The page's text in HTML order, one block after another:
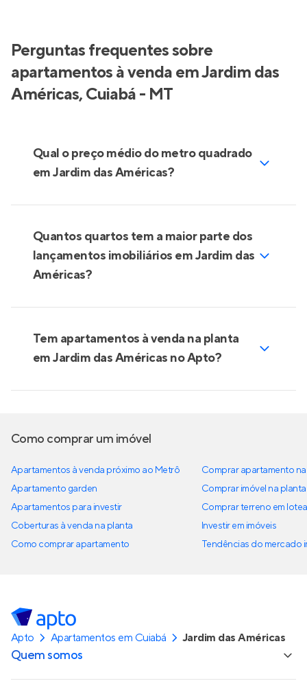
Perguntas frequentes sobre
apartamentos à venda em Jardim das
Américas, Cuiabá - MT
Qual o preço médio do metro quadrado
em Jardim das Américas?
Quantos quartos tem a maior parte dos
lançamentos imobiliários em Jardim das
Américas?
Tem apartamentos à venda na planta
em Jardim das Américas no Apto?
Como comprar um imóvel
Apartamentos à venda próximo ao Metrô
Apartamento garden
Apartamentos para investir
Coberturas à venda na planta
Como comprar apartamento
Comprar apartamento
Comprar imóvel na planta
Comprar terreno em
Investir em imóveis
Tendências do mercado
Apto Apartamentos em Cuiabá Jardim das Américas
Quem somos